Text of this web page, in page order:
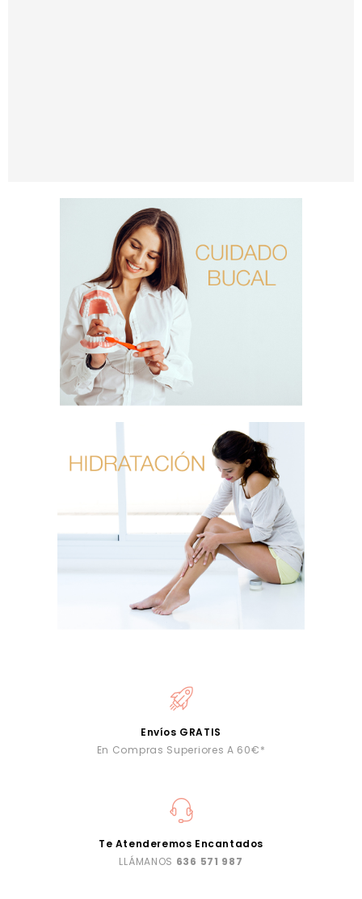
Envíos GRATIS
En Compras Superiores A 60€*
Te Atenderemos Encantados
LLÁMANOS 636 571 987